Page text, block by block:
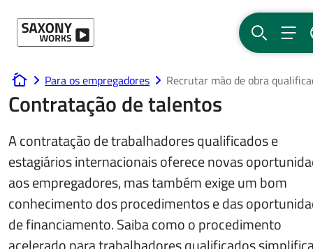
www.saxony-works.com
Para os empregadores Recrutar mão de obra
Contratação de talentos
A contratação de trabalhadores qualificados e
estagiários internacionais oferece novas
aos empregadores, mas também exige um bom
conhecimento dos procedimentos e das
de financiamento. Saiba como o procedimento